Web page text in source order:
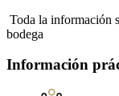
Toda la información
bodega
Información